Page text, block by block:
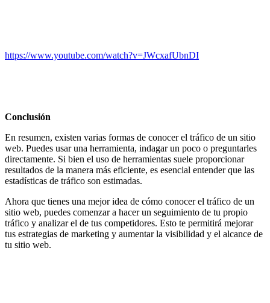
https://www.youtube.com/watch?v=JWcxafUbnDI
Conclusión
En resumen, existen varias formas de conocer el tráfico de un sitio
web. Puedes usar una herramienta, indagar un poco o preguntarles
directamente. Si bien el uso de herramientas suele proporcionar
resultados de la manera más eficiente, es esencial entender que las
estadísticas de tráfico son estimadas.
Ahora que tienes una mejor idea de cómo conocer el tráfico de un
sitio web, puedes comenzar a hacer un seguimiento de tu propio
tráfico y analizar el de tus competidores. Esto te permitirá mejorar
tus estrategias de marketing y aumentar la visibilidad y el alcance de
tu sitio web.